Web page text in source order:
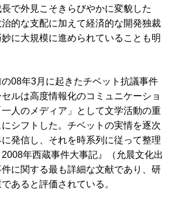
で外見こそきらびやかに変貌した
的な支配に加えて経済的な開発独裁
に大規模に進められていることも明
08年3月に起きたチベット抗議事件
ルは高度情報化のコミュニケーショ
人のメディア」として文学活動の重
シフトした。チベットの実情を逐次
発信し、それを時系列に従って整理
年西蔵事件大事記』（允晨文化出
に関する最も詳細な文献であり、研
あると評価されている。